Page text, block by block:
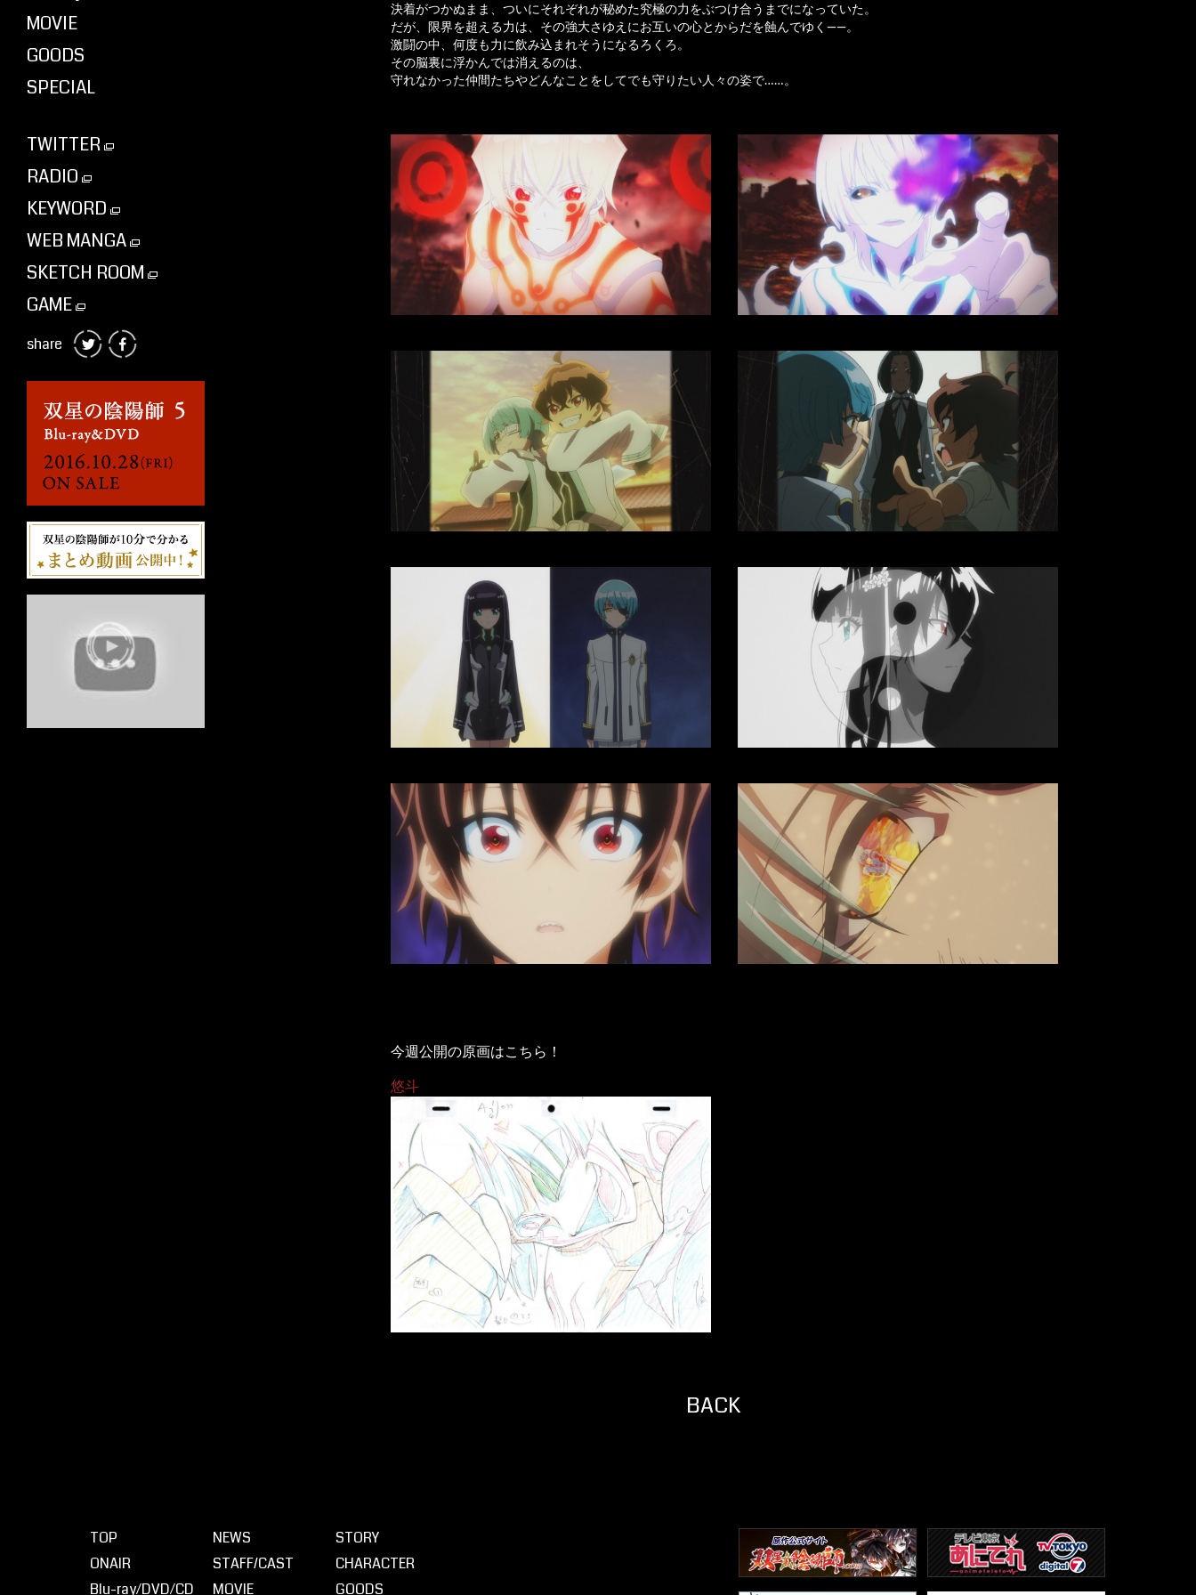
MOVIE
GOODS
SPECIAL
TWITTER
RADIO
KEYWORD
WEB MANGA
SKETCH ROOM
GAME
決着がつかぬまま、ついにそれぞれが秘めた究極の力をぶつけ合うまでになっていた。
だが、限界を超える力は、その強大さゆえにお互いの心とからだを蝕んでゆく――。
激闘の中、何度も力に飲み込まれそうになるろくろ。
その脳裏に浮かんでは消えるのは、
守れなかった仲間たちやどんなことをしてでも守りたい人々の姿で……。
今週公開の原画はこちら！
悠斗
BACK
TOP NEWS
STORY
ONAIR
STAFF/CAST
CHARACTER
Blu-ray⁄DVD⁄CD
MOVIE GOODS